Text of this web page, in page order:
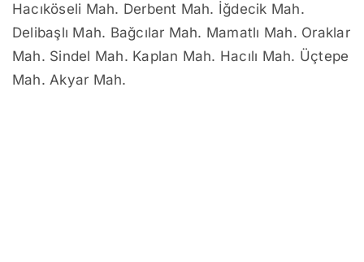
Hacıköseli Mah. Derbent Mah. İğdecik Mah.
Delibaşlı Mah. Bağcılar Mah. Mamatlı Mah. Oraklar
Mah. Sindel Mah. Kaplan Mah. Hacılı Mah. Üçtepe
Mah. Akyar Mah.